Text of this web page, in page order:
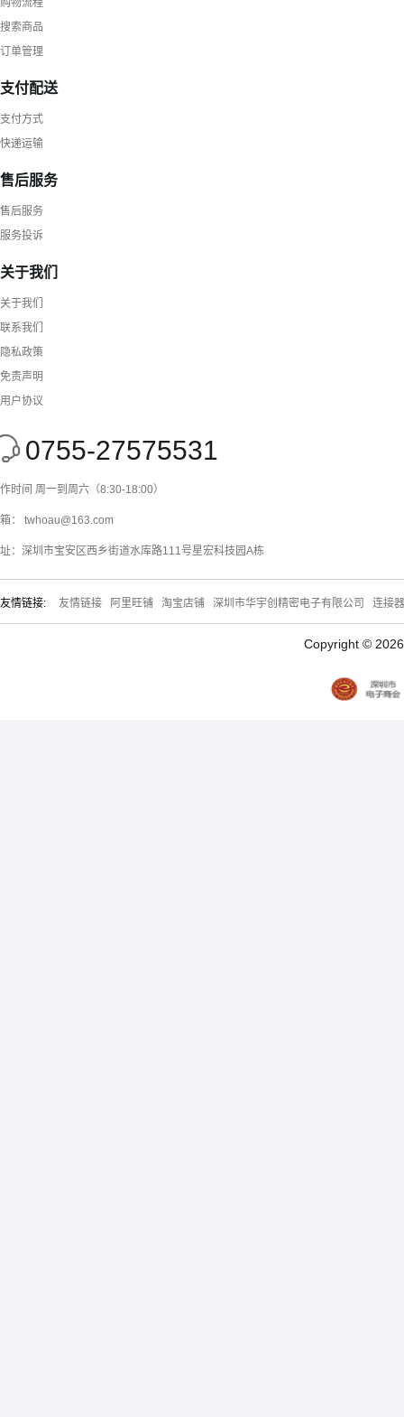
搜索商品
订单管理
支付配送
支付方式
快递运输
售后服务
售后服务
服务投诉
关于我们
关于我们
联系我们
隐私政策
免责声明
用户协议
0755-27575531
时间 周一到周六（8:30-18:00）
： twhoau@163.com
：深圳市宝安区西乡街道水库路111号星宏科技园A栋
友情链接: 友情链接 阿里旺铺 淘宝店铺 深圳市华宇创精密电子有限公司 连接
Copyright ©